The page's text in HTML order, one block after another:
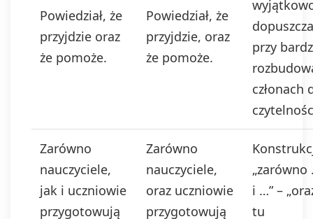
Powiedział, że
przyjdzie oraz
że pomoże.
Powiedział, że
przyjdzie, oraz
że pomoże.
przy
członach
Zarówno
nauczyciele,
jak i uczniowie
przygotowują
Zarówno
nauczyciele,
oraz uczniowie
przygotowują
i …” –
tu